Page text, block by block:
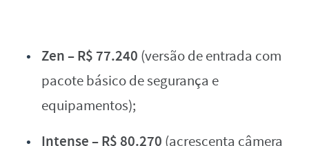
Zen – R$ 77.240 (versão de entrada com
pacote básico de segurança e
equipamentos);
Intense – R$ 80.270 (acrescenta câmera